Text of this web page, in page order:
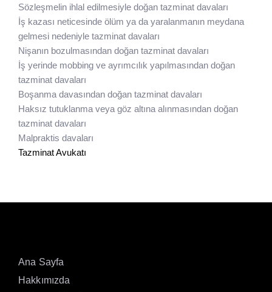
Sözleşmelin ihlal edilmesiyle doğan tazminat davaları
İş kazası neticesinde ölüm ya da yaralanmanın meydana
gelmesi nedeniyle tazminat davaları
Nişanın bozulmasından doğan tazminat davaları
İş yerinde mobbing ve ayrımcılık yapılmasından doğan
tazminat davaları
Boşanma davasından doğan tazminat davaları
Haksız tutuklanma veya göz altına alınmasından doğan
tazminat davaları
Malpraktis davaları
Tazminat Avukatı
Ana Sayfa
Hakkımızda